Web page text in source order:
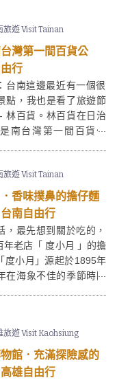
實還有提供食物呢。
旅遊 Visit Tainan
灣第一間百貨公
行
台南這邊最近有一個很
點，我也是看了旅遊節
林百貨。林百貨在日治
南台灣第一間百貨公
也曾長期閒置，現在則
蹟，經過整修後，最後
」為主題在2014年重新
旅遊 Visit Tainan
．香味撲鼻的擔仔麵
南自由行
，最先想到關於吃的，
年老店「 度小月 」的擔
度小月」源起於1895年
在海象不佳的季節時因
到迴旋處，向中正路繼
到度小月原始店的本舖
旅遊 Visit Kaohsiung
館．充滿探險感的
雄自由行